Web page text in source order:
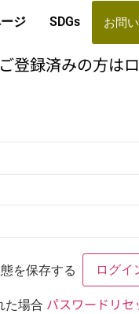
ジ SDGs お問
登録済みの方は
を保存する
た場合 パスワードリセ